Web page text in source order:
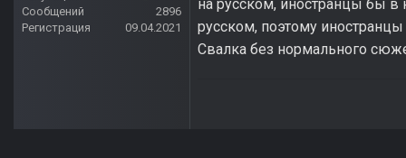
Сообщений
2896
Регистрация
09.04.2021
на русском, иностранцы бы в
русском, поэтому
Свалка без нормального